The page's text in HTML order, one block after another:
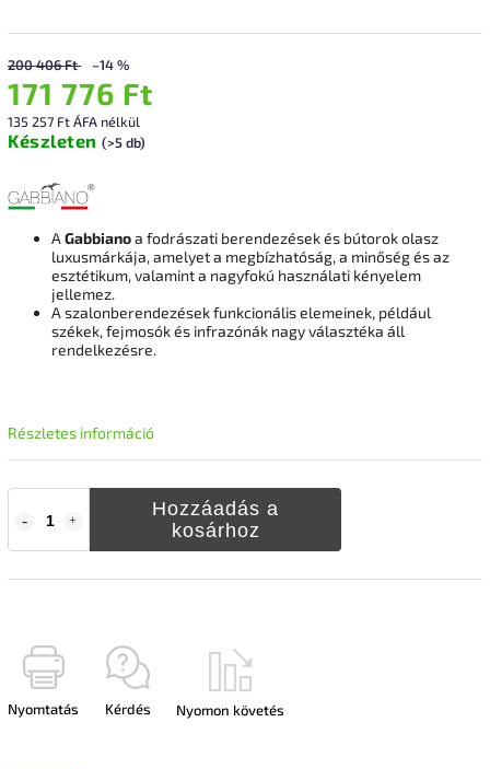
200 406 Ft –14 %
171 776 Ft
135 257 Ft ÁFA nélkül
Készleten (>5 db)
Hozzáadás a
kosárhoz
A Gabbianoa fodrászati berendezések és bútorok olasz
luxusmárkája, amelyet a megbízhatóság, a minőség és az
esztétikum, valamint a nagyfokú használati kényelem
jellemez.
A szalonberendezések funkcionális elemeinek, például
székek, fejmosók és infrazónák nagy választéka áll
rendelkezésre.
Részletes információ
Nyomtatás Kérdés Nyomon követés